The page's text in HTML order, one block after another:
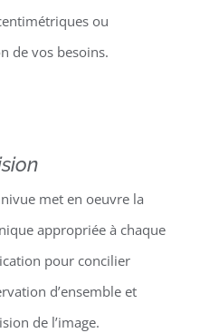
ou
de vos besoins.
met en oeuvre la
appropriée à chaque
pour concilier
d’ensemble et
de l’image.